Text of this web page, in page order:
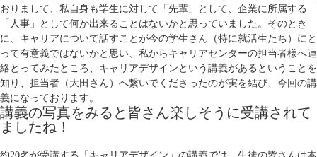
おりまして、私自身も学生に対して「先輩」として、企業に所属する
「人事」として何か出来ることはないかと思っていました。そのとき
に、キャリアについて話すことが今の学生さん（特に就活生たち）にと
って有意義ではないかと思い、私からキャリアセンターの担当者様へ連
絡とってみたところ、キャリアデザインという講義があるということを
知り、担当者（大田さん）へ繋いでくださったのが実を結び、今回の講
義になっております。
講義の写真をみると皆さん楽しそうに受講されて
ましたね！